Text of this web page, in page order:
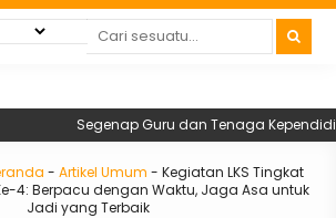
Segenap Guru dan Tenaga
- Artikel Umum - Kegiatan LKS Tingkat
4: Berpacu dengan Waktu, Jaga Asa untuk
Jadi yang Terbaik